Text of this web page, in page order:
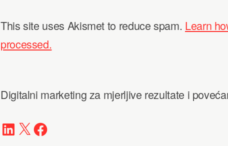
This site uses Akismet to reduce spam. Learn
processed.
Digitalni marketing za mjerljive rezultate i
LinkedIn
X Facebook